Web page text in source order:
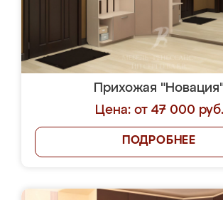
Прихожая
Цена: от 47 000 руб.
ПОДРОБНЕЕ